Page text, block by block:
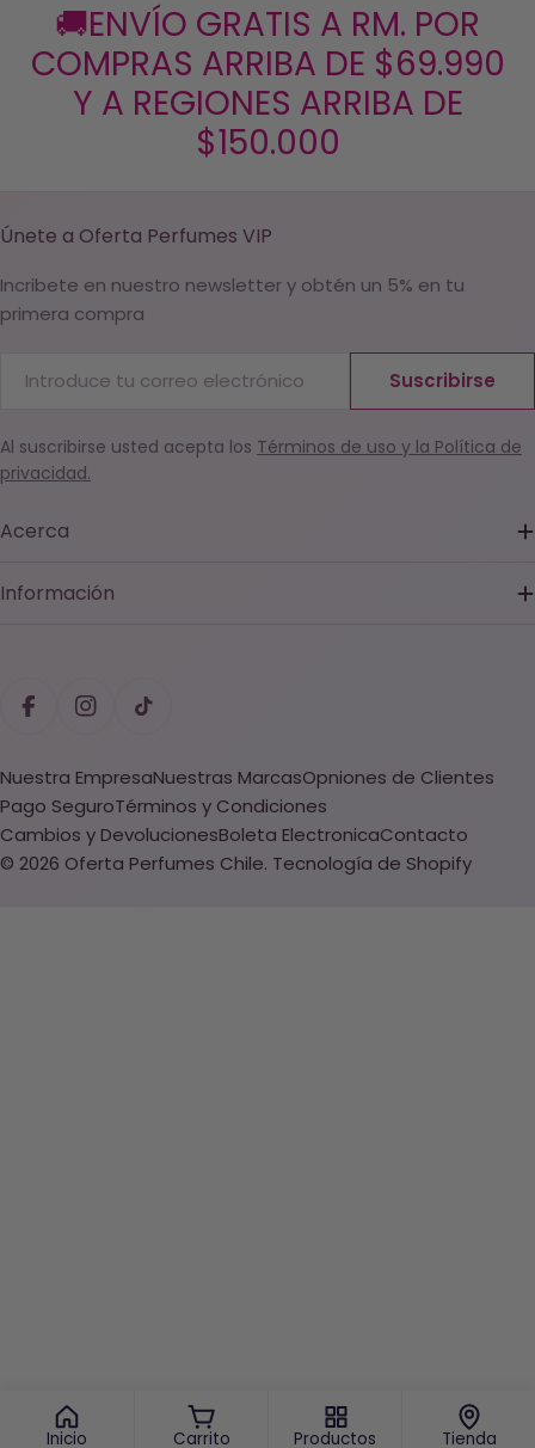
🚚ENVÍO GRATIS A RM. POR
COMPRAS ARRIBA DE $69.990
Y A REGIONES ARRIBA DE
$150.000
Acerca
Información
Únete a Oferta Perfumes VIP
Incribete en nuestro newsletter y obtén un 5% en tu
primera compra
electrónico
Suscribirse
Al suscribirse usted acepta los Términos de uso y la Política de
privacidad.
Métodos
FacebookInstagram
TikTok
© 2026 Oferta Perfumes Chile. Tecnología de Shopify
Nuestra EmpresaNuestras MarcasOpniones de Clientes
Pago SeguroTérminos y Condiciones
Cambios y DevolucionesBoleta ElectronicaContacto
Inicio Carrito Productos Tienda